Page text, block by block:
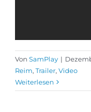
Von SamPlay |
Reim, Trailer, Video
Weiterlesen